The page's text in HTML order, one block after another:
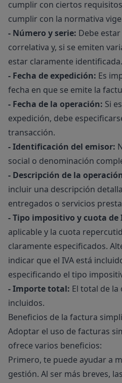
cumplir con ciertos
cumplir con la normativa
- Número y serie: Debe
correlativa y, si se emiten
estar claramente identificada.
- Fecha de expedición: Es
fecha en que se emite la
- Fecha de la operación: Si
expedición, debe
transacción.
- Identificación del emisor:
social o denominación
- Descripción de la
incluir una descripción
entregados o servicios
- Tipo impositivo y cuota de
aplicable y la cuota
claramente especificados.
indicar que el IVA está
especificando el tipo
- Importe total: El total de
incluidos.
Beneficios de la factura
Adoptar el uso de facturas
ofrece varios beneficios:
Primero, te puede ayudar a
gestión. Al ser más breves,